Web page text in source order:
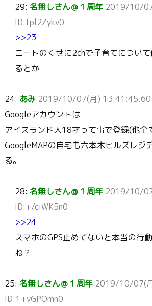
29: 名無しさん＠１周年 2019/10/
ID:tpl2Zykv0
>>23
ニートのくせに2chで子育てについ
るとか
24: あみ 2019/10/07(月) 13:41:45.60
Googleアカウントは
アイスランド人18才って事で登録(他全
GoogleMAPの自宅も六本木ヒルズレジ
る。
28: 名無しさん＠１周年 2019/10/
ID:+/ciWK5n0
>>24
スマホのGPS止めてないと本当の行
ね？
25: 名無しさん＠１周年 2019/10/07(
ID:1+vGPOmn0